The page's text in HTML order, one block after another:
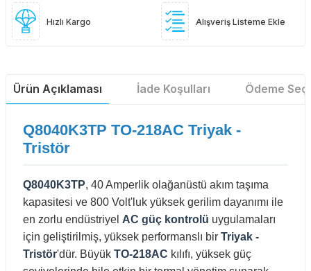
Hızlı Kargo Alışveriş Listeme Ekle
Ürün Açıklaması İade Koşulları Ödeme
Q8040K3TP TO-218AC Triyak -
Tristör
Q8040K3TP, 40 Amperlik olağanüstü akım taşıma
kapasitesi ve 800 Volt'luk yüksek gerilim dayanımı ile
en zorlu endüstriyel AC güç kontrolü uygulamaları
için geliştirilmiş, yüksek performanslı bir Triyak -
Tristör'dür. Büyük TO-218AC kılıfı, yüksek güç